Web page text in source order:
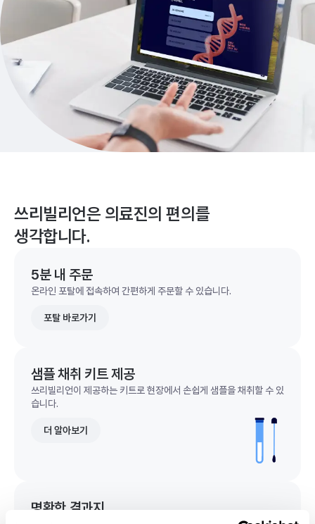
쓰리빌리언은 의료진의 편의를
생각합니다.
5분 내 주문
온라인 포탈에 접속하여 간편하게 주문할 수 있습니다.
포탈 바로가기
샘플 채취 키트 제공
쓰리빌리언이 제공하는 키트로 현장에서 손쉽게 샘플을 채취할 수 있
습니다.
더 알아보기
명확한 결과지